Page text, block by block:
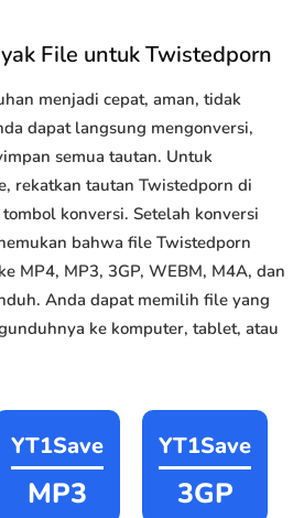
File untuk Twistedporn
menjadi cepat, aman, tidak
dapat langsung mengonversi,
semua tautan. Untuk
rekatkan tautan Twistedporn di
konversi. Setelah konversi
bahwa file Twistedporn
MP4, MP3, 3GP, WEBM, M4A, dan
Anda dapat memilih file yang
ke komputer, tablet, atau
YT1Save
MP3
YT1Save
3GP